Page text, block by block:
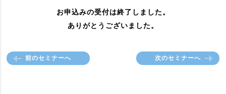
お申込みの受付は終了しました。
ありがとうございました。
前のセミナーへ 次のセミナーへ